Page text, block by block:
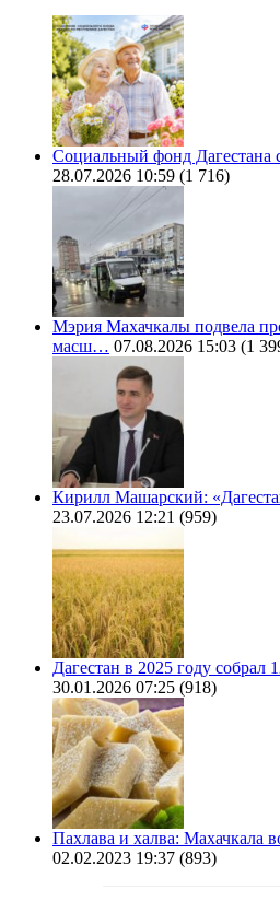
Социальный фонд Дагестана
28.07.2026 10:59 (1 716)
Мэрия Махачкалы подвела
масш… 07.08.2026 15:03 (1
Кирилл Машарский:
23.07.2026 12:21 (959)
Дагестан в 2025 году
30.01.2026 07:25 (918)
Пахлава и халва: Махачкала
02.02.2023 19:37 (893)